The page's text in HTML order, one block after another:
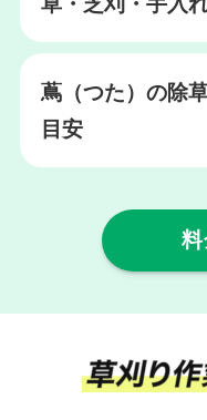
蔦（つた）の除
目安